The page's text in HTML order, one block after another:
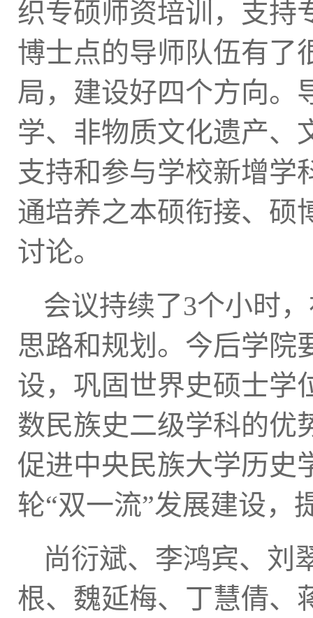
织专硕师资培训 ，支持
博士点的导师队伍有了
局，建设好四个方向。
学、非物质文化遗产、
支持和参与学校新增学
通培养之本硕衔接、硕
讨论。
会议持续了3个小时
思路和规划。今后学院
设，巩固世界史硕士学
数民族史二级学科的优
促进中央民族大学历史
轮“双一流”发展建设，
尚衍斌、李鸿宾、刘
根、魏延梅、丁慧倩、